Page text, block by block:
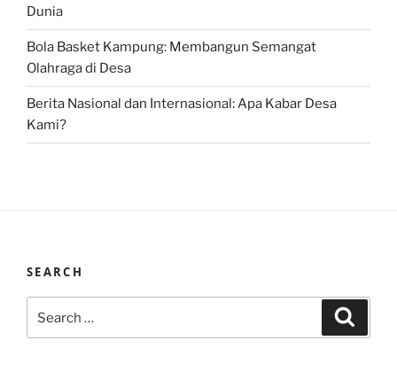
Dunia
Bola Basket Kampung: Membangun Semangat
Olahraga di Desa
Berita Nasional dan Internasional: Apa Kabar Desa
Kami?
SEARCH
for: